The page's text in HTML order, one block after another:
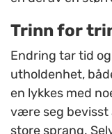
Trinn for
Endring tar tid
utholdenhet,
en lykkes med
være seg bevisst
store sprang.